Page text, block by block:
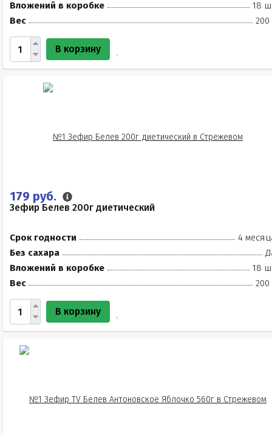
Вложений в коробке
18
Вес
200
В корзину
179 руб.
Зефир Белев 200г диетический
Срок годности
4
Без сахара
Вложений в коробке
18
Вес
200
В корзину